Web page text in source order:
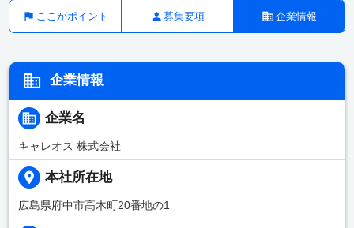
ここがポイント 募集要項 企業情報
企業情報
企業名
キャレオス 株式会社
本社所在地
広島県府中市高木町20番地の1